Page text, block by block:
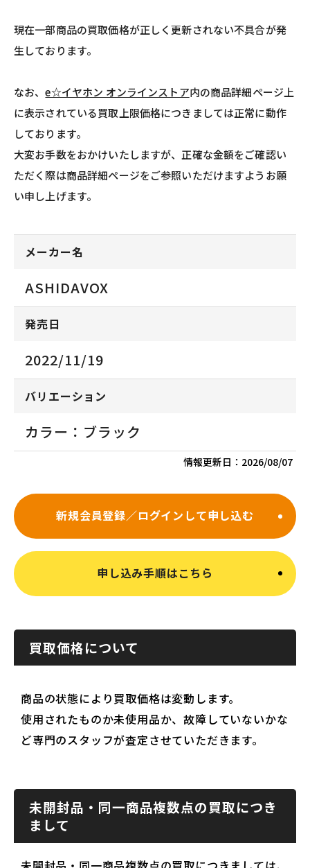
現在一部商品の買取価格が正しく更新されない不具合が発
生しております。
なお、e☆イヤホン オンラインストア内の商品詳細ページ上
に表示されている買取上限価格につきましては正常に動作
しております。
大変お手数をおかけいたしますが、正確な金額をご確認い
ただく際は商品詳細ページをご参照いただけますようお願
い申し上げます。
メーカー名
ASHIDAVOX
発売日
2022/11/19
バリエーション
カラー：ブラック
情報更新日： 2026/08/07
新規会員登録／ログインして申し込む
申し込み手順はこちら
買取価格について
商品の状態により買取価格は変動します。
使用されたものか未使用品か、故障していないかな
ど専門のスタッフが査定させていただきます。
未開封品・同一商品複数点の買取につき
まして